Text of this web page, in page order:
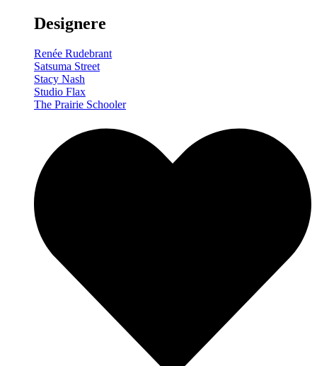
Designere
Renée Rudebrant
Satsuma Street
Stacy Nash
Studio Flax
The Prairie Schooler